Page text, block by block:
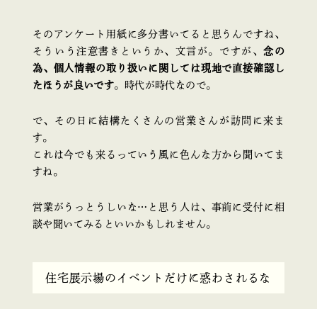
そのアンケート用紙に多分書いてると思うんですね、
そういう注意書きというか、文言が。ですが、念の
為、個人情報の取り扱いに関しては現地で直接確認し
たほうが良いです。時代が時代なので。
で、その日に結構たくさんの営業さんが訪問に来ま
す。
これは今でも来るっていう風に色んな方から聞いてま
すね。
営業がうっとうしいな…と思う人は、事前に受付に相
談や聞いてみるといいかもしれません。
住宅展示場のイベントだけに惑わされるな